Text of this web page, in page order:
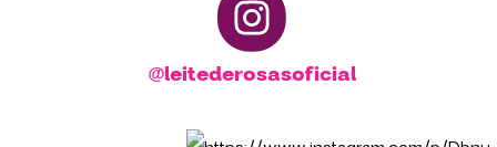
@leitederosasoficial